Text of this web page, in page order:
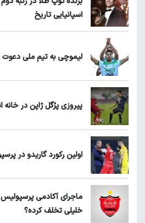
اسپانیایی تاریخ
لیموچی به تیم ملی
پیروزی پرُگل ژاپن در خانه
اولین رکورد گاریدو در
ماجرای آکادمی
خلیلی تخلف کرده؟